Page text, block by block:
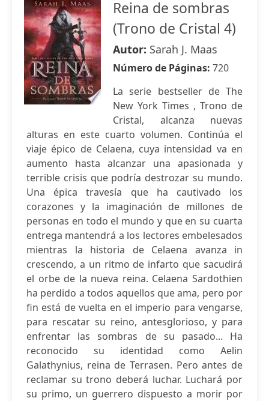
Reina de sombras
(Trono de Cristal 4)
Autor: Sarah J. Maas
Número de Páginas: 720
La serie bestseller de The
New York Times , Trono de
Cristal, alcanza nuevas
alturas en este cuarto volumen. Continúa el
viaje épico de Celaena, cuya intensidad va en
aumento hasta alcanzar una apasionada y
terrible crisis que podría destrozar su mundo.
Una épica travesía que ha cautivado los
corazones y la imaginación de millones de
personas en todo el mundo y que en su cuarta
entrega mantendrá a los lectores embelesados
mientras la historia de Celaena avanza in
crescendo, a un ritmo de infarto que sacudirá
el orbe de la nueva reina. Celaena Sardothien
ha perdido a todos aquellos que ama, pero por
fin está de vuelta en el imperio para vengarse,
para rescatar su reino, antesglorioso, y para
enfrentar las sombras de su pasado... Ha
reconocido su identidad como Aelin
Galathynius, reina de Terrasen. Pero antes de
reclamar su trono deberá luchar. Luchará por
su primo, un guerrero dispuesto a morir por